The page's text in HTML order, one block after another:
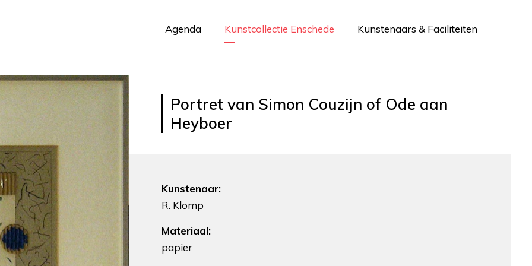
Agenda Kunstcollectie Enschede Kunstenaars & Faciliteiten
Portret van Simon Couzijn of Ode aan
Heyboer
Kunstenaar:
R. Klomp
Materiaal:
papier